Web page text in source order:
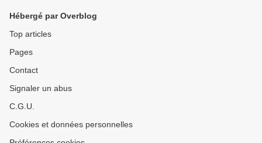
Hébergé par Overblog
Top articles
Pages
Contact
Signaler un abus
C.G.U.
Cookies et données personnelles